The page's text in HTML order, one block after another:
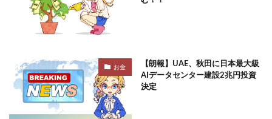
お金
【朗報】UAE、秋田に日本最大級
AIデータセンター建設2兆円投資
決定